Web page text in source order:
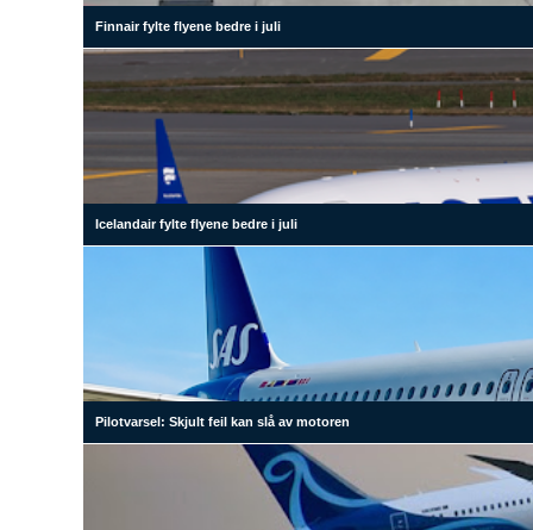
Finnair fylte flyene bedre i juli
Icelandair fylte flyene bedre i juli
Pilotvarsel: Skjult feil kan slå av motoren